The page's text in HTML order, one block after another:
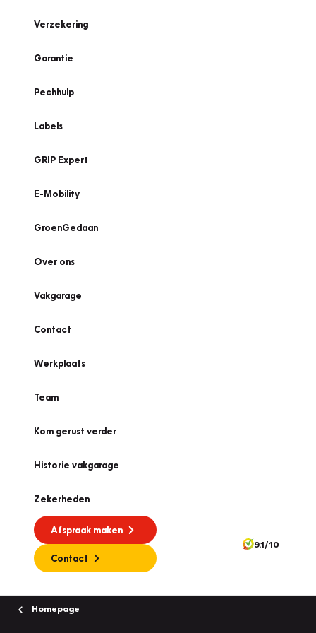
Verzekering
Garantie
Pechhulp
Labels
GRIP Expert
E-Mobility
GroenGedaan
Over ons
Vakgarage
Contact
Werkplaats
Team
Kom gerust verder
Historie vakgarage
Zekerheden
Afspraak maken
Contact
9.1/10
Homepage